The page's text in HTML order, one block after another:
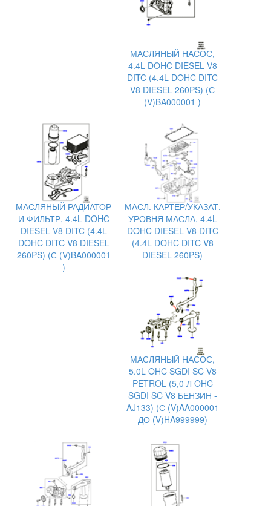
МАСЛЯНЫЙ НАСОС,
4.4L DOHC DIESEL V8
DITC (4.4L DOHC DITC
V8 DIESEL 260PS) (С
(V)BA000001 )
МАСЛЯНЫЙ РАДИАТОР
И ФИЛЬТР, 4.4L DOHC
DIESEL V8 DITC (4.4L
DOHC DITC V8 DIESEL
260PS) (С (V)BA000001
)
МАСЛ. КАРТЕР/УКАЗАТ.
УРОВНЯ МАСЛА, 4.4L
DOHC DIESEL V8 DITC
(4.4L DOHC DITC V8
DIESEL 260PS)
МАСЛЯНЫЙ НАСОС,
5.0L OHC SGDI SC V8
PETROL (5,0 Л OHC
SGDI SC V8 БЕНЗИН -
AJ133) (С (V)AA000001
ДО (V)HA999999)